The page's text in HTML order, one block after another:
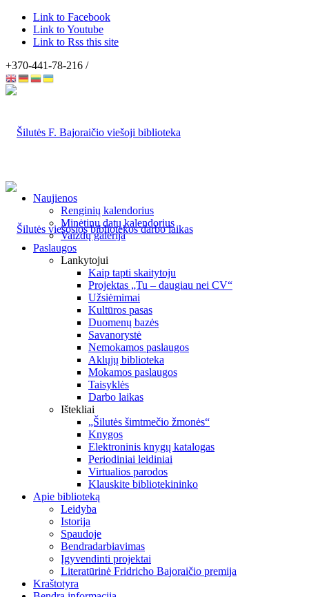
Link to Facebook
Link to Youtube
Link to Rss this site
+370-441-78-216 /
Naujienos
Renginių kalendorius
Minėtinų datų kalendorius
Vaizdų galerija
Paslaugos
Lankytojui
Kaip tapti skaitytoju
Projektas „Tu – daugiau nei CV“
Užsiėmimai
Kultūros pasas
Duomenų bazės
Savanorystė
Nemokamos paslaugos
Aklųjų biblioteka
Mokamos paslaugos
Taisyklės
Darbo laikas
Ištekliai
„Šilutės šimtmečio žmonės“
Knygos
Elektroninis knygų katalogas
Periodiniai leidiniai
Virtualios parodos
Klauskite bibliotekininko
Apie biblioteką
Leidyba
Istorija
Spaudoje
Bendradarbiavimas
Įgyvendinti projektai
Literatūrinė Fridricho Bajoraičio premija
Kraštotyra